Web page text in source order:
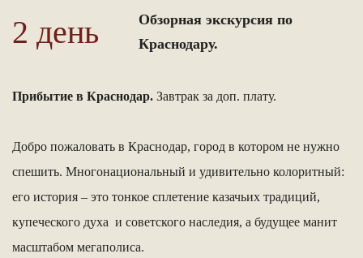
2 день
Обзорная экскурсия по
Краснодару.
Прибытие в Краснодар. Завтрак за доп. плату.
Добро пожаловать в Краснодар, город в котором не нужно
спешить. Многонациональный и удивительно колоритный:
его история – это тонкое сплетение казачьих традиций,
купеческого духа и советского наследия, а будущее манит
масштабом мегаполиса.